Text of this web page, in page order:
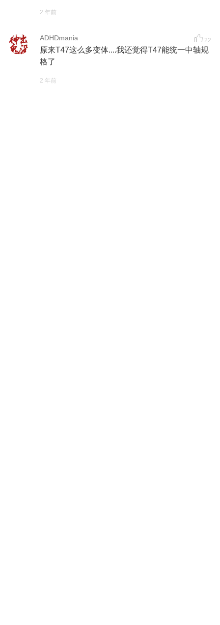
2 年前
ADHDmania 22
原来T47这么多变体....我还觉得T47能统一中轴规
格了
2 年前